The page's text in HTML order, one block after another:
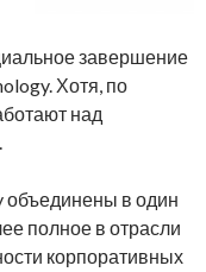
завершение
Хотя, по
над
объединены в один
полное в отрасли
корпоративных